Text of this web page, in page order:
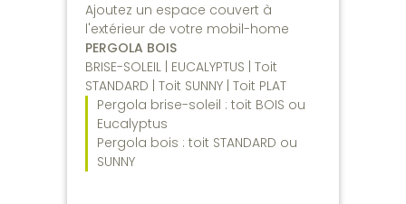
Ajoutez un espace couvert à
l'extérieur de votre mobil-home
PERGOLA BOIS
BRISE-SOLEIL | EUCALYPTUS | Toit
STANDARD | Toit SUNNY | Toit PLAT
Pergola brise-soleil : toit BOIS ou
Eucalyptus
Pergola bois : toit STANDARD ou
SUNNY